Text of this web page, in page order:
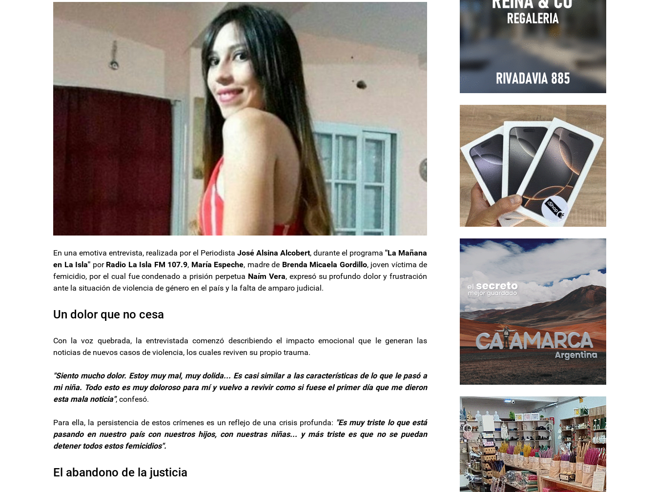
En una emotiva entrevista, realizada por el Periodista José Alsina Alcobert, durante el programa "La Mañana
en La Isla" por Radio La Isla FM 107.9, María Espeche, madre de Brenda Micaela Gordillo, joven víctima de
femicidio, por el cual fue condenado a prisión perpetua Naím Vera, expresó su profundo dolor y frustración
ante la situación de violencia de género en el país y la falta de amparo judicial.
Un dolor que no cesa
Con la voz quebrada, la entrevistada comenzó describiendo el impacto emocional que le generan las
noticias de nuevos casos de violencia, los cuales reviven su propio trauma.
"Siento mucho dolor. Estoy muy mal, muy dolida... Es casi similar a las características de lo que le pasó a
mi niña. Todo esto es muy doloroso para mí y vuelvo a revivir como si fuese el primer día que me dieron
esta mala noticia", confesó.
Para ella, la persistencia de estos crímenes es un reflejo de una crisis profunda: "Es muy triste lo que está
pasando en nuestro país con nuestros hijos, con nuestras niñas... y más triste es que no se puedan
detener todos estos femicidios".
El abandono de la justicia